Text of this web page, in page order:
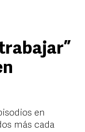
en
más cada